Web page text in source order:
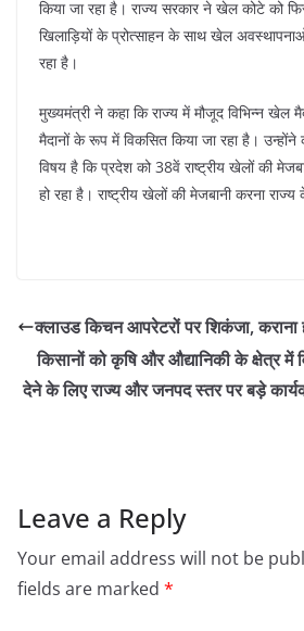
किया जा रहा है। राज्य सरकार ने खेल कोटे को
खिलाड़ियों के प्रोत्साहन के साथ खेल
रहा है।
मुख्यमंत्री ने कहा कि राज्य में मौजूद विभिन्न खेल
मैदानों के रूप में विकसित किया जा रहा है। उन्होंने
विषय है कि प्रदेश को 38वें राष्ट्रीय खेलों की
हो रहा है। राष्ट्रीय खेलों की मेजबानी करना
क्लाउड किचन आपरेटरों पर शिकंजा, कराना
किसानों को कृषि और औद्यानिकी के क्षेत्र में
देने के लिए राज्य और जनपद स्तर पर बड़े
Leave a Reply
Your email address will not be
fields are marked *